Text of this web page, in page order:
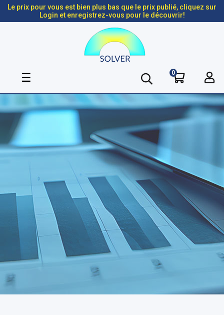
Le prix pour vous est bien plus bas que le prix publié, cliquez sur
Login et enregistrez-vous pour le découvrir!
Basculer
navigation
☰ 0